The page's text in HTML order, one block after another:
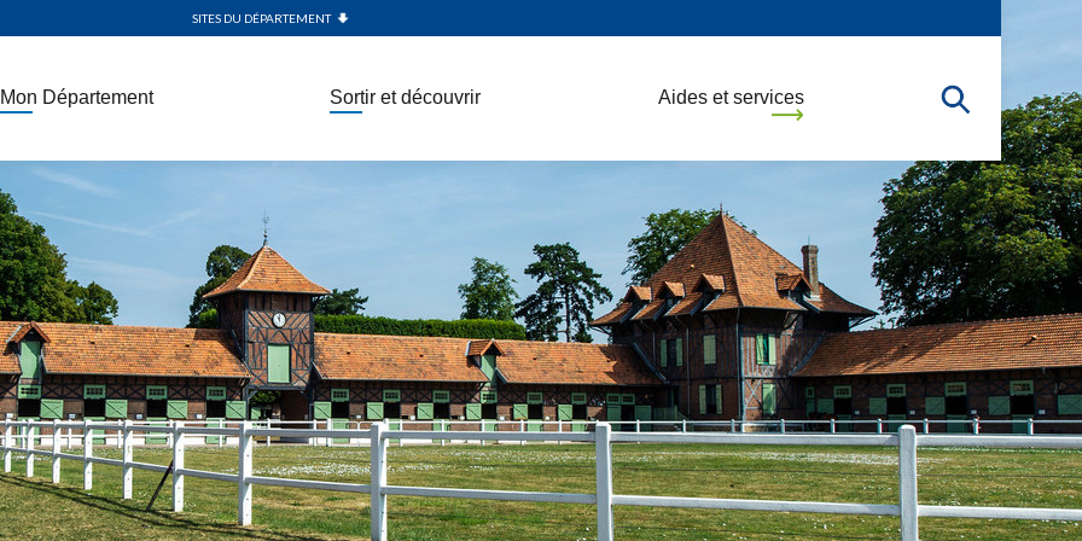
SITES DU DÉPARTEMENT
Mon Département Sortir et découvrir Aides et services